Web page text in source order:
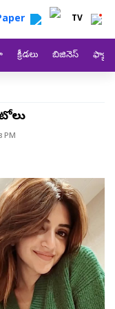
TV
క్రీడలు బిజినెస్
PM